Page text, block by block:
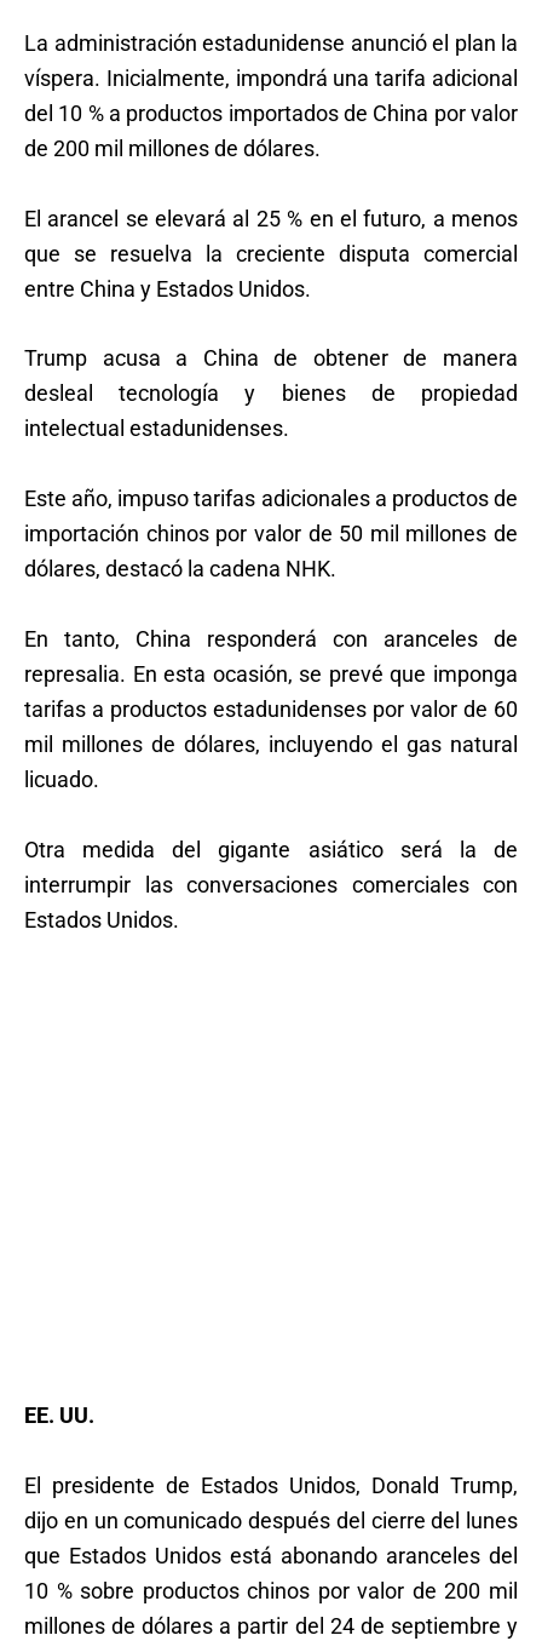
La administración estadunidense anunció el plan la
víspera. Inicialmente, impondrá una tarifa adicional
del 10 % a productos importados de China por valor
de 200 mil millones de dólares.
El arancel se elevará al 25 % en el futuro, a menos
que se resuelva la creciente disputa comercial
entre China y Estados Unidos.
Trump acusa a China de obtener de manera
desleal tecnología y bienes de propiedad
intelectual estadunidenses.
Este año, impuso tarifas adicionales a productos de
importación chinos por valor de 50 mil millones de
dólares, destacó la cadena NHK.
En tanto, China responderá con aranceles de
represalia. En esta ocasión, se prevé que imponga
tarifas a productos estadunidenses por valor de 60
mil millones de dólares, incluyendo el gas natural
licuado.
Otra medida del gigante asiático será la de
interrumpir las conversaciones comerciales con
Estados Unidos.
EE. UU.
El presidente de Estados Unidos, Donald Trump,
dijo en un comunicado después del cierre del lunes
que Estados Unidos está abonando aranceles del
10 % sobre productos chinos por valor de 200 mil
millones de dólares a partir del 24 de septiembre y